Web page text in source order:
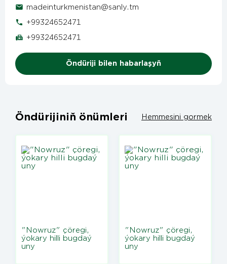
madeinturkmenistan@sanly.tm
+99324652471
+99324652471
Öndüriji bilen habarlaşyň
Öndürijiniň önümleri Hemmesini gormek
"Nowruz" çöregi,
ýokary hilli bugdaý
uny
"Nowruz" çöregi,
ýokary hilli bugdaý
uny